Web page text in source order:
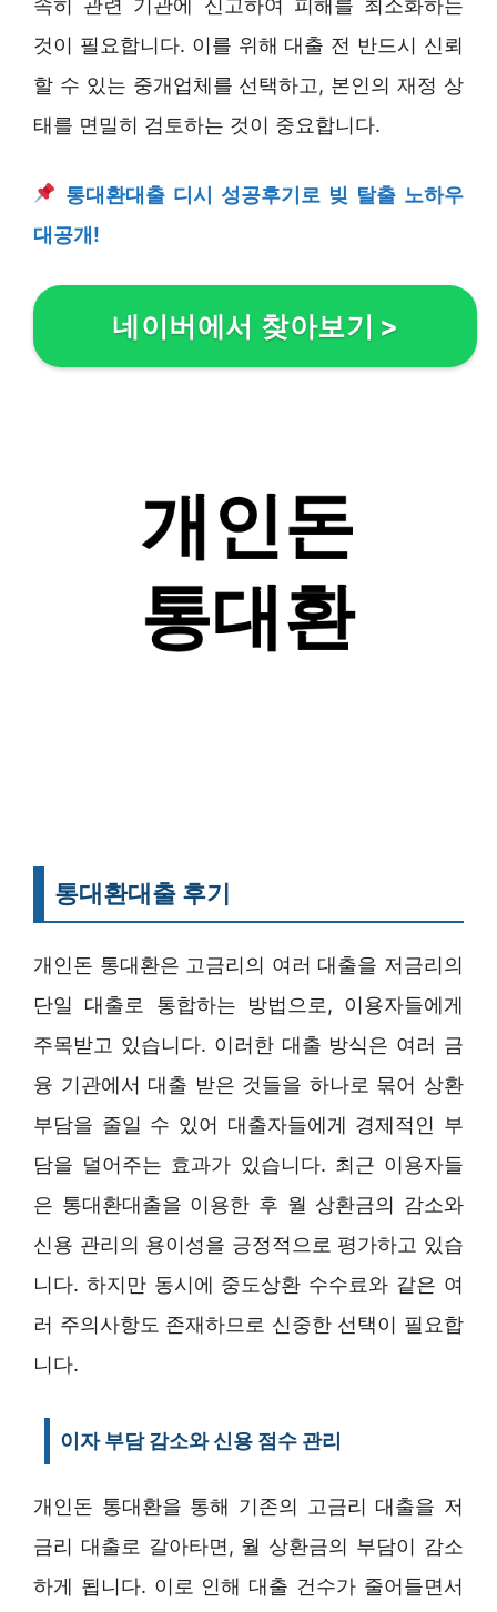
것이 필요합니다. 이를 위해 대출 전 반드시 신뢰
할 수 있는 중개업체를 선택하고, 본인의 재정 상
태를 면밀히 검토하는 것이 중요합니다.
통대환대출 디시 성공후기로 빚 탈출 노하우
대공개!
네이버에서 찾아보기 >
통대환대출 후기
개인돈 통대환은 고금리의 여러 대출을 저금리의
단일 대출로 통합하는 방법으로, 이용자들에게
주목받고 있습니다. 이러한 대출 방식은 여러 금
융 기관에서 대출 받은 것들을 하나로 묶어 상환
부담을 줄일 수 있어 대출자들에게 경제적인 부
담을 덜어주는 효과가 있습니다. 최근 이용자들
은 통대환대출을 이용한 후 월 상환금의 감소와
신용 관리의 용이성을 긍정적으로 평가하고 있습
니다. 하지만 동시에 중도상환 수수료와 같은 여
러 주의사항도 존재하므로 신중한 선택이 필요합
니다.
이자 부담 감소와 신용 점수 관리
개인돈 통대환을 통해 기존의 고금리 대출을 저
금리 대출로 갈아타면, 월 상환금의 부담이 감소
하게 됩니다. 이로 인해 대출 건수가 줄어들면서